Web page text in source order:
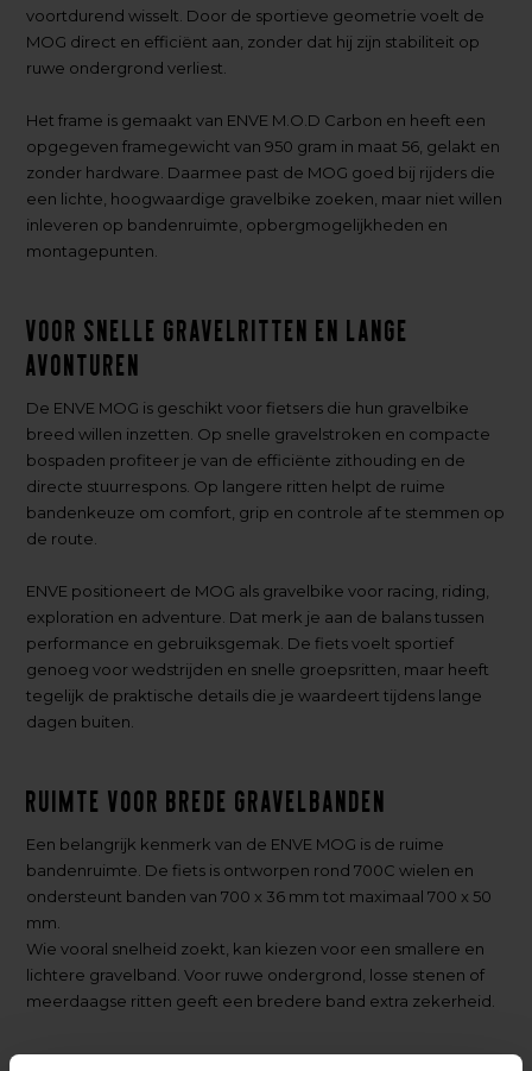
voortdurend wisselt. Door de sportieve geometrie voelt de
MOG direct en efficiënt aan, zonder dat hij zijn stabiliteit op
ruwe ondergrond verliest.
Het frame is gemaakt van ENVE M.O.D Carbon en heeft een
opgegeven framegewicht van 950 gram in maat 56, gelakt en
zonder hardware. Daarmee past de MOG goed bij rijders die
een lichte, hoogwaardige gravelbike zoeken, maar niet willen
inleveren op bandenruimte, opbergmogelijkheden en
montagepunten.
Voor snelle gravelritten en lange
avonturen
De ENVE MOG is geschikt voor fietsers die hun gravelbike
breed willen inzetten. Op snelle gravelstroken en compacte
bospaden profiteer je van de efficiënte zithouding en de
directe stuurrespons. Op langere ritten helpt de ruime
bandenkeuze om comfort, grip en controle af te stemmen op
de route.
ENVE positioneert de MOG als gravelbike voor racing, riding,
exploration en adventure. Dat merk je aan de balans tussen
performance en gebruiksgemak. De fiets voelt sportief
genoeg voor wedstrijden en snelle groepsritten, maar heeft
tegelijk de praktische details die je waardeert tijdens lange
dagen buiten.
Ruimte voor brede gravelbanden
Een belangrijk kenmerk van de ENVE MOG is de ruime
bandenruimte. De fiets is ontworpen rond 700C wielen en
ondersteunt banden van 700 x 36 mm tot maximaal 700 x 50
mm.
Wie vooral snelheid zoekt, kan kiezen voor een smallere en
lichtere gravelband. Voor ruwe ondergrond, losse stenen of
meerdaagse ritten geeft een bredere band extra zekerheid.